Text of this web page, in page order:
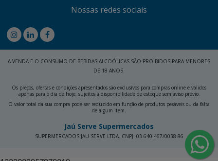
Nossas redes sociais
A VENDA E O CONSUMO DE BEBIDAS ALCOÓLICAS SÃO PROIBIDOS PARA MENORES
DE 18 ANOS.
Os preços, ofertas e condições apresentados são exclusivos para compras online e válidos
apenas para o dia de hoje, sujeitos à disponibilidade de estoque sem aviso prévio.
O valor total da sua compra pode ser reduzido em função de produtos pesáveis ou da falta
de algum item.
Jaú Serve Supermercados
SUPERMERCADOS JAU SERVE LTDA. CNPJ: 03.640.467/0038-86